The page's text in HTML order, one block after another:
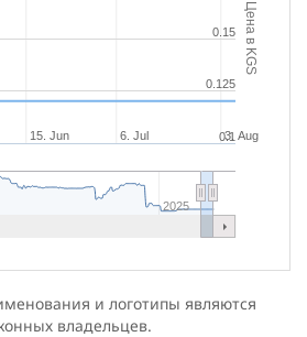
Цена в KGS
15. Jun 6. Jul 3. Aug
2025
0.1
0.125
0.15
и логотипы являются
владельцев.